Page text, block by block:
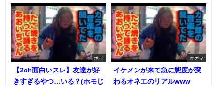
ホモ
【2ch面白いスレ】友達が好
きすぎるやつ…いる？(ホモじ
オカマ
イケメンが来て急に態度が変
わるオネエのリアルwww